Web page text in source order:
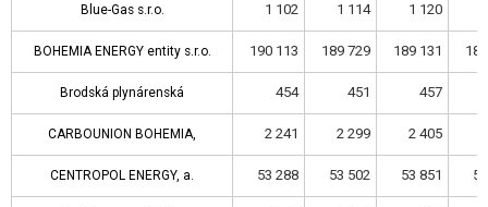
Blue-Gas s.r.o. 1 102 1 114 1 120
BOHEMIA ENERGY entity s.r.o. 190 113 189 729 189 131
Brodská plynárenská 454 451 457
CARBOUNION BOHEMIA, 2 241 2 299 2 405
CENTROPOL ENERGY, a. 53 288 53 502 53 851
Blue-Gas s.r.o.
BOHEMIA ENERGY entity s.r.o.
Brodská plynárenská
CARBOUNION BOHEMIA,
CENTROPOL ENERGY, a.